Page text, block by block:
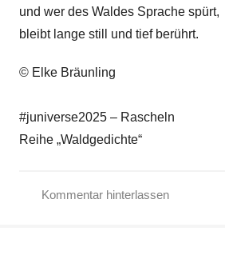
und wer des Waldes Sprache spürt,
bleibt lange still und tief berührt.
© Elke Bräunling
#juniverse2025 – Rascheln
Reihe „Waldgedichte“
Kommentar hinterlassen